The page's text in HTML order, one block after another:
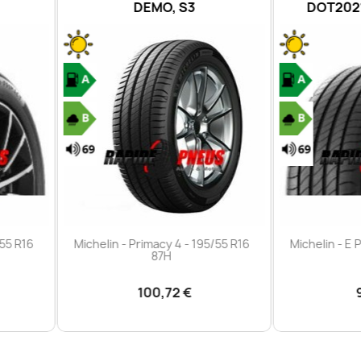
 Aperçu rapide
- Primacy 4 - 195/55 R16
DOT2021, XL, DEMO, S1
 Aperçu rapide
Michelin - E Primacy - 195/55